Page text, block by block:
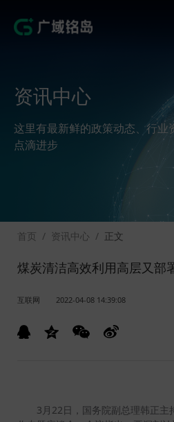
解决方案
案例中心
资讯中心
这里有最新鲜的政策动态、行业
点滴进步
首页 / 资讯中心 / 正文
煤炭清洁高效利用高层又部
互联网 2022-04-08 14:39:08
3月22日，国务院副总理韩正主